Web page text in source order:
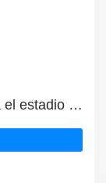
29% de descuento en Entrada para el estadio y el museo Santiago Bernabéu del Real Madrid en Madrid | oferta superior